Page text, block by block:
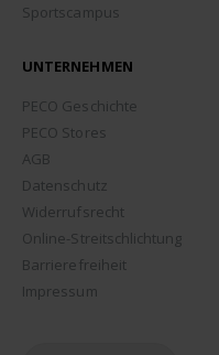
Sportscampus
UNTERNEHMEN
PECO Geschichte
PECO Stores
AGB
Datenschutz
Widerrufsrecht
Online-Streitschlichtung
Barrierefreiheit
Impressum